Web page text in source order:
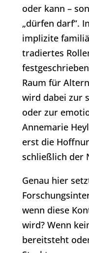
oder kann –
„dürfen darf“.
implizite
tradiertes
Raum für
wird dabei zur
oder zur
Annemarie
erst die
schließlich der
Genau hier
wenn diese
wird? Wenn
bereitsteht